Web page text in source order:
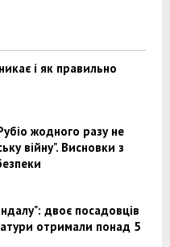
і як правильно
жодного разу не
війну". Висновки з
двоє посадовців
отримали понад 5